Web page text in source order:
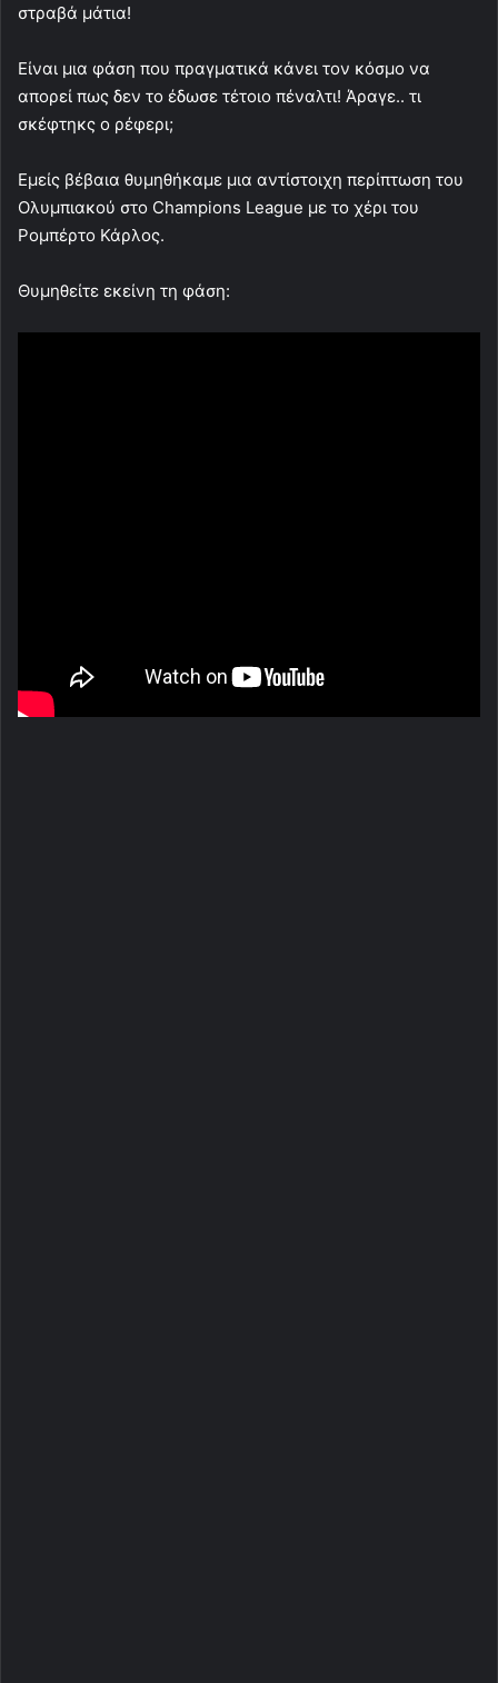
στραβά μάτια!
Είναι μια φάση που πραγματικά κάνει τον κόσμο να
απορεί πως δεν το έδωσε τέτοιο πέναλτι! Άραγε.. τι
σκέφτηκς ο ρέφερι;
Εμείς βέβαια θυμηθήκαμε μια αντίστοιχη περίπτωση του
Ολυμπιακού στο Champions League με το χέρι του
Ρομπέρτο Κάρλος.
Θυμηθείτε εκείνη τη φάση: